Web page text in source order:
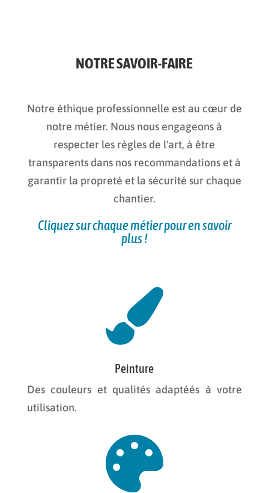
NOTRE SAVOIR-FAIRE
Notre éthique professionnelle est au cœur de
notre métier. Nous nous engageons à
respecter les règles de l'art, à être
transparents dans nos recommandations et à
garantir la propreté et la sécurité sur chaque
chantier.
Cliquez sur chaque métier pour en savoir
plus !

Peinture
Des couleurs et qualités adaptéés à votre
utilisation.
